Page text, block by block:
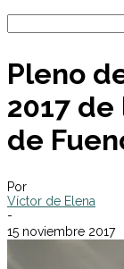
Pleno
2017
de
Por
Víctor de Elena
-
15 noviembre 2017